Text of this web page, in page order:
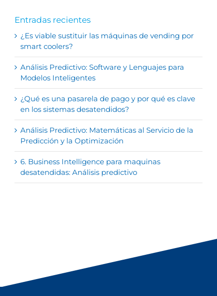
Entradas recientes
¿Es viable sustituir las máquinas de vending por
smart coolers?
Análisis Predictivo: Software y Lenguajes para
Modelos Inteligentes
¿Qué es una pasarela de pago y por qué es clave
en los sistemas desatendidos?
Análisis Predictivo: Matemáticas al Servicio de la
Predicción y la Optimización
6. Business Intelligence para maquinas
desatendidas: Análisis predictivo